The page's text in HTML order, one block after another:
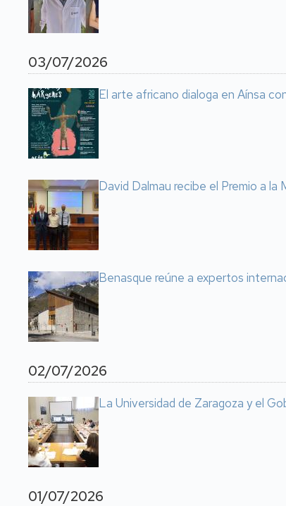
03/07/2026
El arte africano dialoga en Aínsa
David Dalmau recibe el Premio a
Benasque reúne a expertos
02/07/2026
La Universidad de Zaragoza y el
01/07/2026